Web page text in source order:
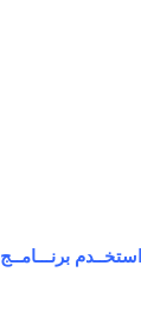
برنـــامــج